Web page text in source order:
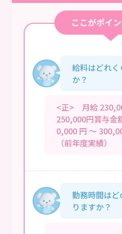
給料はどれく
か？
<正> 月給
250,000円賞与
0,000 円 ～
（前年度実績）
勤務時間は
りますか？